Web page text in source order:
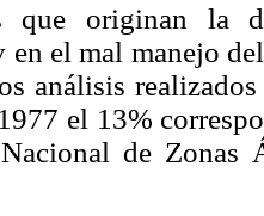
que originan la
en el mal manejo
análisis
el 13%
de Zonas